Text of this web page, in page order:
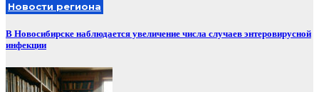
Новости региона
В Новосибирске наблюдается увеличение числа случаев энтеровирусной
инфекции